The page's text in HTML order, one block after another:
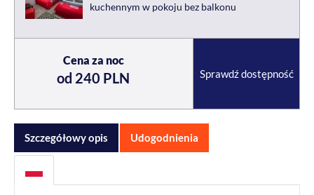
kuchennym w pokoju bez balkonu
Cena za noc
od 240 PLN Sprawdź dostępność
Szczegółowy opis Udogodnienia